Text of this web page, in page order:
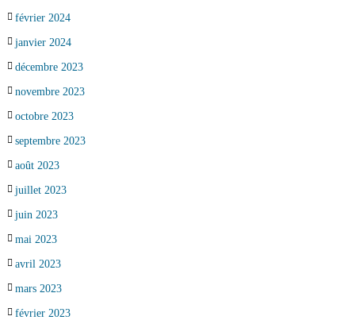
février 2024
janvier 2024
décembre 2023
novembre 2023
octobre 2023
septembre 2023
août 2023
juillet 2023
juin 2023
mai 2023
avril 2023
mars 2023
février 2023